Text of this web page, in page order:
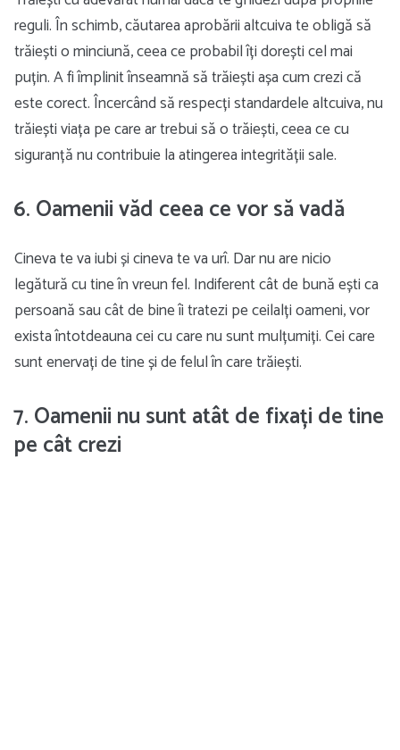
reguli. În schimb, căutarea aprobării altcuiva te obligă să
trăiești o minciună, ceea ce probabil îți dorești cel mai
puțin. A fi împlinit înseamnă să trăiești așa cum crezi că
este corect. Încercând să respecți standardele altcuiva, nu
trăiești viața pe care ar trebui să o trăiești, ceea ce cu
siguranță nu contribuie la atingerea integrității sale.
6. Oamenii văd ceea ce vor să vadă
Cineva te va iubi și cineva te va urî. Dar nu are nicio
legătură cu tine în vreun fel. Indiferent cât de bună ești ca
persoană sau cât de bine îi tratezi pe ceilalți oameni, vor
exista întotdeauna cei cu care nu sunt mulțumiți. Cei care
sunt enervați de tine și de felul în care trăiești.
7. Oamenii nu sunt atât de fixați de tine
pe cât crezi